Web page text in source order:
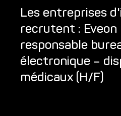
Les entreprises
recrutent : Eveon
responsable
électronique –
médicaux (H/F)